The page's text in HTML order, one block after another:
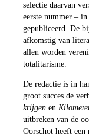
selectie daarvan
eerste nummer –
gepubliceerd. De
afkomstig van
allen worden
totalitarisme.
De redactie is in
groot succes de
krijgenen
uitbreken van de
Oorschot heeft een